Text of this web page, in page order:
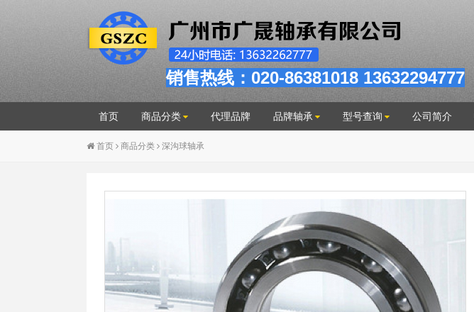
销售热线：020-86381018 13632294777
首页 商品分类 代理品牌 品牌轴承 型号查询 公司简介
首页 商品分类 深沟球轴承